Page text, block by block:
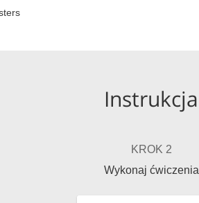
Instrukcja
KROK 2
Wykonaj ćwiczenia